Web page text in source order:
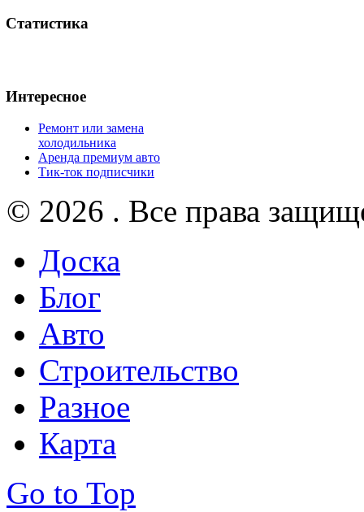
Статистика
Интересное
Ремонт или замена
холодильника
Аренда премиум авто
Тик-ток подписчики
© 2026 . Все права
Доска
Блог
Авто
Строительство
Разное
Карта
Go to Top